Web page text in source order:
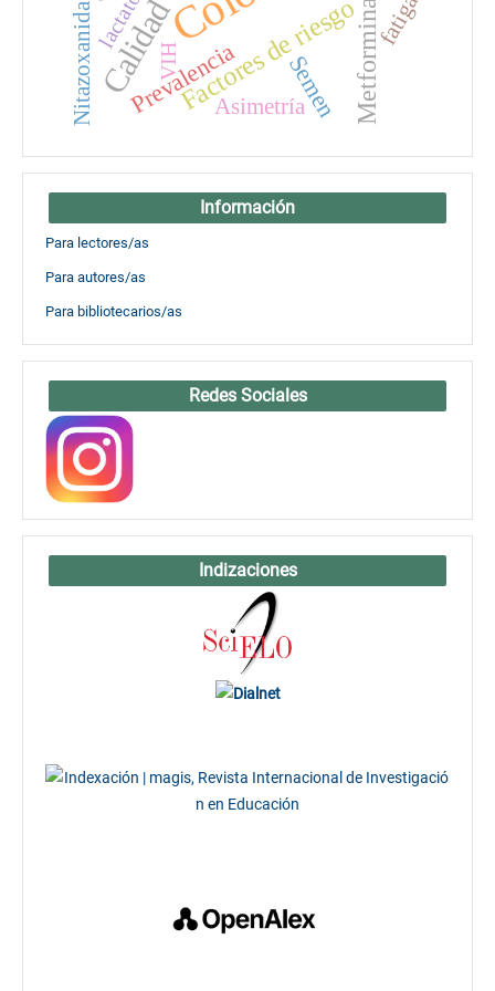
Factores de riesgoMetformina
Semen
Prevalencia
fatiga
Nitazoxanida Asimetría
VIH
lactato
Información
Para lectores/as
Para autores/as
Para bibliotecarios/as
Redes Sociales
Indizaciones